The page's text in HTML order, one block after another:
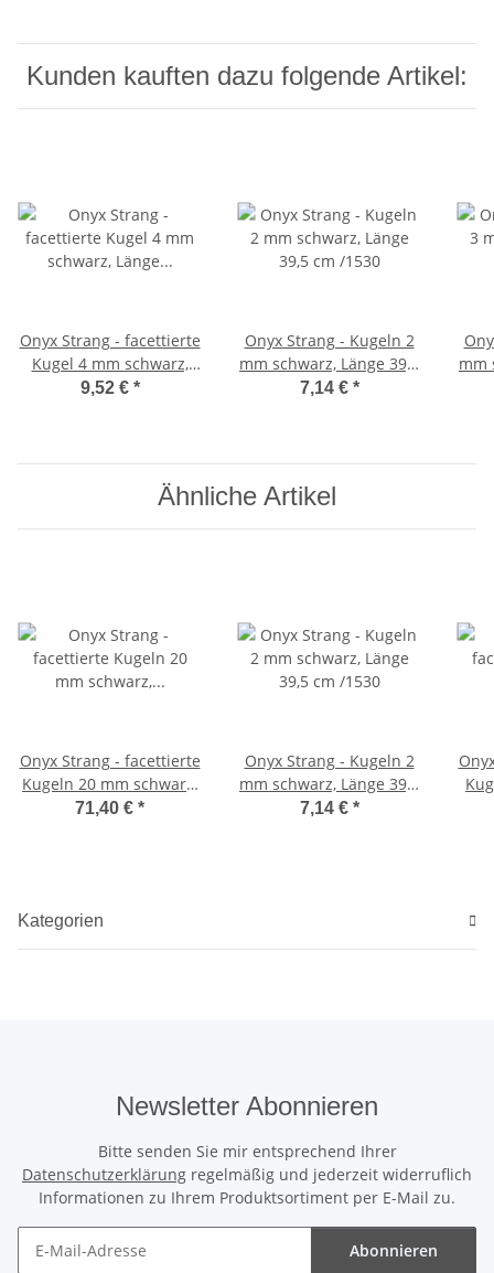
Kunden kauften dazu folgende Artikel:
Onyx Strang - facettierte
Kugel 4 mm schwarz,
Länge 37,5 cm /1455
9,52 € *
Onyx Strang - Kugeln 2
mm schwarz, Länge 39,5
cm /1530
7,14 € *
mm
Ähnliche Artikel
Onyx Strang - facettierte
Kugeln 20 mm schwarz,
Länge 39,5 cm /1469
71,40 € *
Onyx Strang - Kugeln 2
mm schwarz, Länge 39,5
cm /1530
7,14 € *
Kategorien
Newsletter Abonnieren
Bitte senden Sie mir entsprechend Ihrer
Datenschutzerklärung regelmäßig und jederzeit widerruflich
Informationen zu Ihrem Produktsortiment per E-Mail zu.
Abonnieren